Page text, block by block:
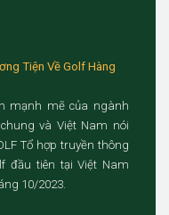
Tiện Về Golf Hàng
mạnh mẽ của ngành
và Việt Nam nói
Tổ hợp truyền thông
đầu tiên tại Việt Nam
10/2023.